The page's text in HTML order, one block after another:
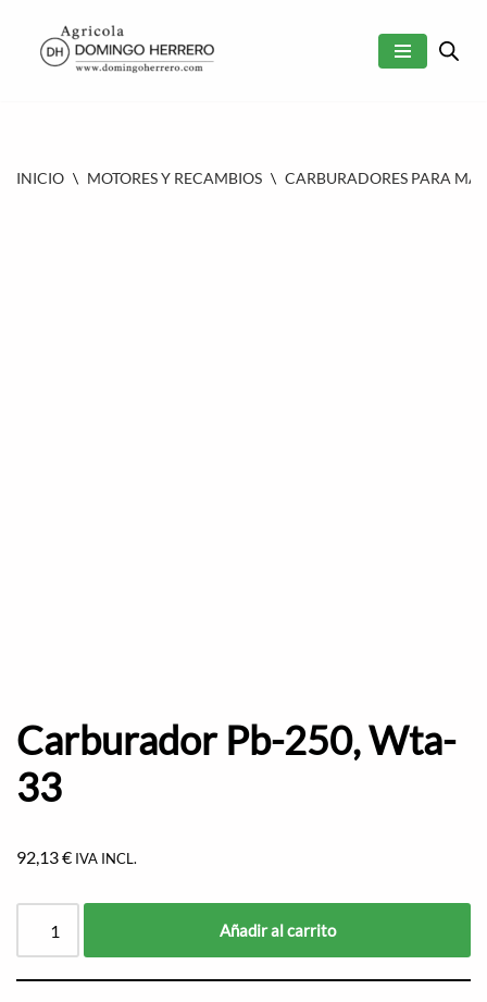
SALTAR
INICIO \ MOTORES Y RECAMBIOS \ CARBURADORES PARA
Carburador Pb-250, Wta-
33
92,13€ IVA INCL.
Añadir al carrito